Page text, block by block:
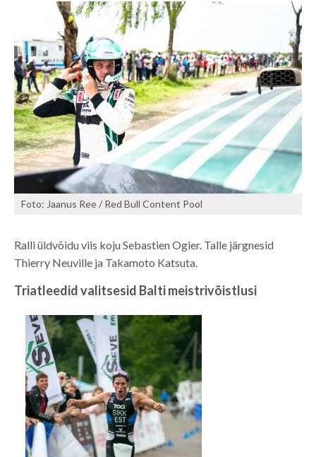
Foto: Jaanus Ree / Red Bull Content Pool
Ralli üldvõidu viis koju Sebastien Ogier. Talle järgnesid
Thierry Neuville ja Takamoto Katsuta.
Triatleedid valitsesid Balti meistrivõistlusi